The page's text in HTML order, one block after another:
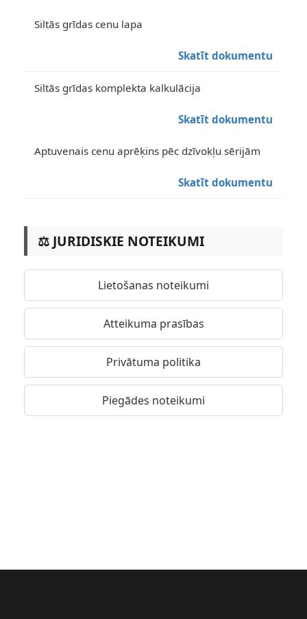
Siltās grīdas cenu lapa
Skatīt dokumentu
Siltās grīdas komplekta kalkulācija
Skatīt dokumentu
Aptuvenais cenu aprēķins pēc dzīvokļu sērijām
Skatīt dokumentu
⚖️ JURIDISKIE NOTEIKUMI
Lietošanas noteikumi
Atteikuma prasības
Privātuma politika
Piegādes noteikumi